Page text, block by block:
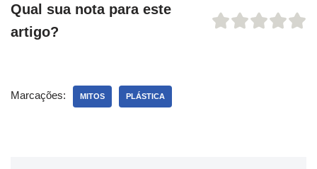
Qual sua nota para este
artigo?
Marcações: MITOS PLÁSTICA